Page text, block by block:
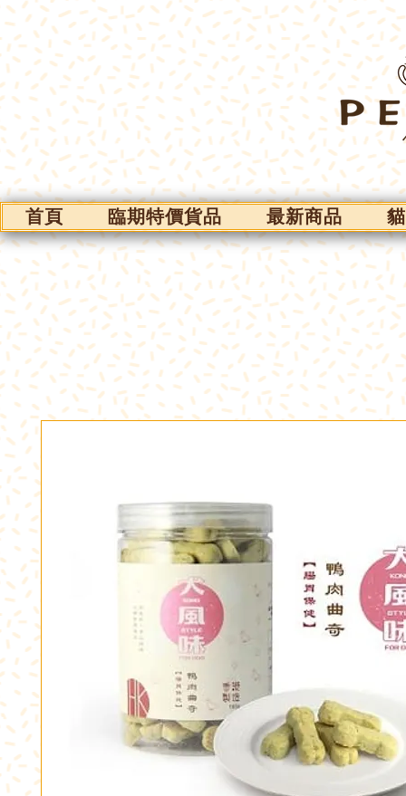
首頁 臨期特價貨品 最新商品